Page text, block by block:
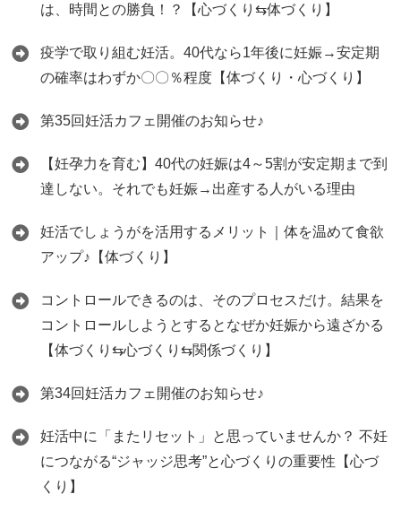
は、時間との勝負！？【心づくり⇆体づくり】
疫学で取り組む妊活。40代なら1年後に妊娠→安定期
の確率はわずか〇〇％程度【体づくり・心づくり】
第35回妊活カフェ開催のお知らせ♪
【妊孕力を育む】40代の妊娠は4～5割が安定期まで到
達しない。それでも妊娠→出産する人がいる理由
妊活でしょうがを活用するメリット｜体を温めて食欲
アップ♪【体づくり】
コントロールできるのは、そのプロセスだけ。結果を
コントロールしようとするとなぜか妊娠から遠ざかる
【体づくり⇆心づくり⇆関係づくり】
第34回妊活カフェ開催のお知らせ♪
妊活中に「またリセット」と思っていませんか？ 不妊
につながる“ジャッジ思考”と心づくりの重要性【心づ
くり】